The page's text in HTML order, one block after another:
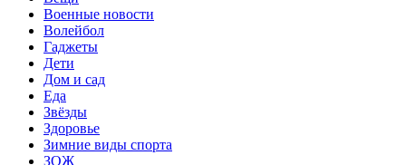
Военные новости
Волейбол
Гаджеты
Дети
Дом и сад
Еда
Звёзды
Здоровье
Зимние виды спорта
ЗОЖ